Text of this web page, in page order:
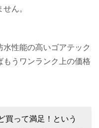
ん。
性能の高いゴアテック
うワンランク上の価格
買って満足！という